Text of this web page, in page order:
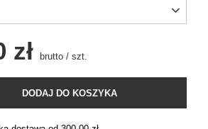
zł brutto / szt.
DODAJ DO KOSZYKA